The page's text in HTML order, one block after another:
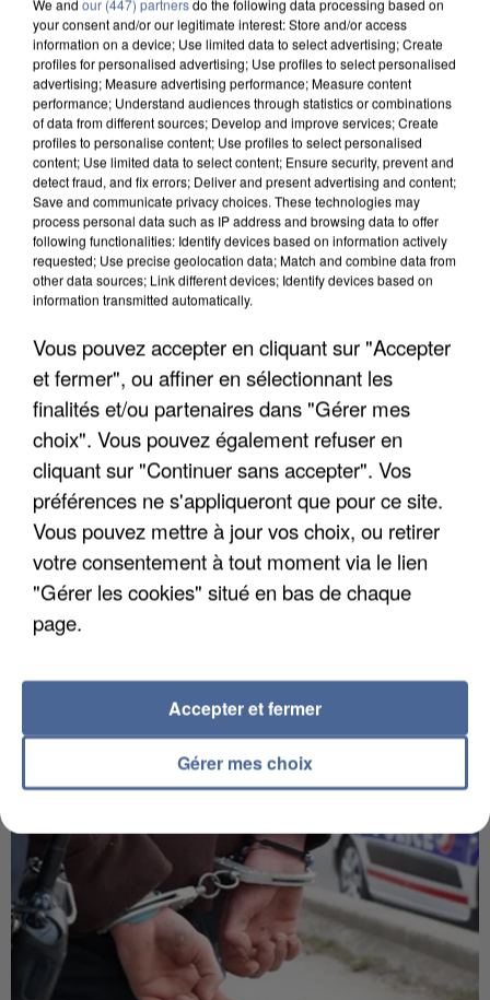
9h00
Une nouvelle canicule va faire chauffer la France
cette semaine
22 départements sont placés en vigilance orange
dès ce lundi 10 août 2026.
7 août 2026
Les données de 300 000 clients dérobées à
Intermarché après une...
concernées.
your consent and/or our legitimate interest: Store and/or access
information on a device; Use limited data to select advertising; Create
profiles for personalised advertising; Use profiles to select personalised
advertising; Measure advertising performance; Measure content
performance; Understand audiences through statistics or combinations
of data from different sources; Develop and improve services; Create
profiles to personalise content; Use profiles to select personalised
content; Use limited data to select content; Ensure security, prevent and
detect fraud, and fix errors; Deliver and present advertising and content;
Save and communicate privacy choices. These technologies may
process personal data such as IP address and browsing data to offer
following functionalities: Identify devices based on information actively
requested; Use precise geolocation data; Match and combine data from
other data sources; Link different devices; Identify devices based on
information transmitted automatically.
Vous pouvez accepter en cliquant sur "Accepter
et fermer", ou affiner en sélectionnant les
finalités et/ou partenaires dans "Gérer mes
choix". Vous pouvez également refuser en
cliquant sur "Continuer sans accepter". Vos
préférences ne s'appliqueront que pour ce site.
Vous pouvez mettre à jour vos choix, ou retirer
votre consentement à tout moment via le lien
"Gérer les cookies" situé en bas de chaque
page.
Gérer mes choix
Accepter et fermer